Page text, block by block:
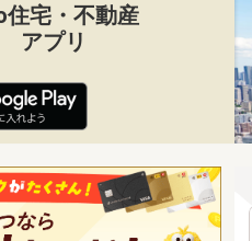
住宅・不動産
アプリ